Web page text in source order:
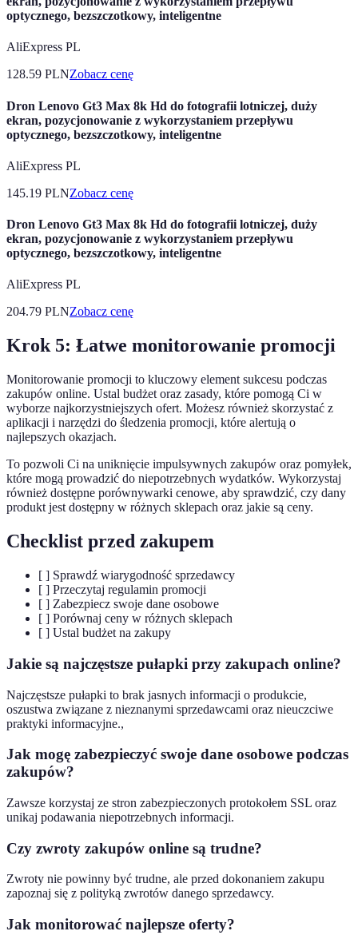
optycznego, bezszczotkowy, inteligentne
AliExpress PL
128.59 PLNZobacz cenę
Dron Lenovo Gt3 Max 8k Hd do fotografii lotniczej, duży
ekran, pozycjonowanie z wykorzystaniem przepływu
optycznego, bezszczotkowy, inteligentne
AliExpress PL
145.19 PLNZobacz cenę
Dron Lenovo Gt3 Max 8k Hd do fotografii lotniczej, duży
ekran, pozycjonowanie z wykorzystaniem przepływu
optycznego, bezszczotkowy, inteligentne
AliExpress PL
204.79 PLNZobacz cenę
Krok 5: Łatwe monitorowanie promocji
Monitorowanie promocji to kluczowy element sukcesu podczas
zakupów online. Ustal budżet oraz zasady, które pomogą Ci w
wyborze najkorzystniejszych ofert. Możesz również skorzystać z
aplikacji i narzędzi do śledzenia promocji, które alertują o
najlepszych okazjach.
To pozwoli Ci na uniknięcie impulsywnych zakupów oraz pomyłek,
które mogą prowadzić do niepotrzebnych wydatków. Wykorzystaj
również dostępne porównywarki cenowe, aby sprawdzić, czy dany
produkt jest dostępny w różnych sklepach oraz jakie są ceny.
Checklist przed zakupem
[ ] Sprawdź wiarygodność sprzedawcy
[ ] Przeczytaj regulamin promocji
[ ] Zabezpiecz swoje dane osobowe
[ ] Porównaj ceny w różnych sklepach
[ ] Ustal budżet na zakupy
Jakie są najczęstsze pułapki przy zakupach online?
Najczęstsze pułapki to brak jasnych informacji o produkcie,
oszustwa związane z nieznanymi sprzedawcami oraz nieuczciwe
praktyki informacyjne.,
Jak mogę zabezpieczyć swoje dane osobowe podczas
zakupów?
Zawsze korzystaj ze stron zabezpieczonych protokołem SSL oraz
unikaj podawania niepotrzebnych informacji.
Czy zwroty zakupów online są trudne?
Zwroty nie powinny być trudne, ale przed dokonaniem zakupu
zapoznaj się z polityką zwrotów danego sprzedawcy.
Jak monitorować najlepsze oferty?